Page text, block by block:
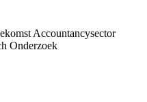
Accountancysector
Onderzoek